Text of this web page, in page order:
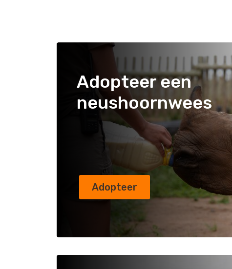
Adopteer een
neushoornwees
Adopteer